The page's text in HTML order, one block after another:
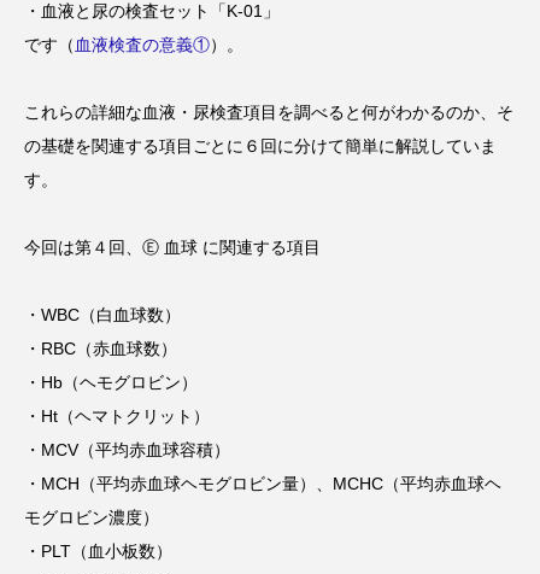
タ解析に基づく個別化栄養療法」
2026.01.16
と効果的な摂取方法」
2024.08.26
αリポ酸
オメガ3・EPA・DHA
クロム グルタミン
タンパク質
パントテン酸
・血液と尿の検査セット「K-01」
です（ 血液検査の意義①）。
これらの詳細な血液・尿検査項目を調べると何がわかるのか、そ
の基礎を関連する項目ごとに６回に分けて簡単に解説していま
す。
今回は第４回、Ⓔ 血球 に関連する項目
・WBC（白血球数）
・RBC（赤血球数）
・Hb（ヘモグロビン）
・Ht（ヘマトクリット）
・MCV（平均赤血球容積）
・MCH（平均赤血球ヘモグロビン量）、MCHC（平均赤血球ヘ
モグロビン濃度）
・PLT（血小板数）